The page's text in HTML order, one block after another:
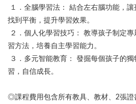
１．全腦學習法： 結合左右腦功能，
找到平衡，提升學習效果。
２．個人化學習技巧： 教導孩子制定
習方法，培養自主學習能力。
３．多元智能教育： 發掘每個孩子的
習，自信成長。
◎課程費用包含所有教具、教材、2張證